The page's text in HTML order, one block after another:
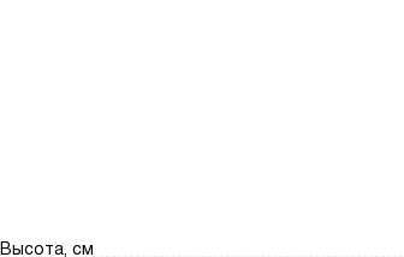
Высота, см